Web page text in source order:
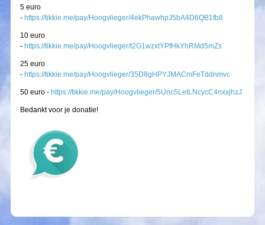
5 euro
-https://tikkie.me/pay/Hoogvlieger/4ekPhawhpJ5bA4D6QB1fb8
10 euro
-https://tikkie.me/pay/Hoogvlieger/t2G1wzxtYPfHkYhRMd5mZs
25 euro
-https://tikkie.me/pay/Hoogvlieger/35D8gHPYJMACmFeTddnmvc
50 euro -https://tikkie.me/pay/Hoogvlieger/5Unc5LetLNcycC4nxxjhzJ
Bedankt voor je donatie!